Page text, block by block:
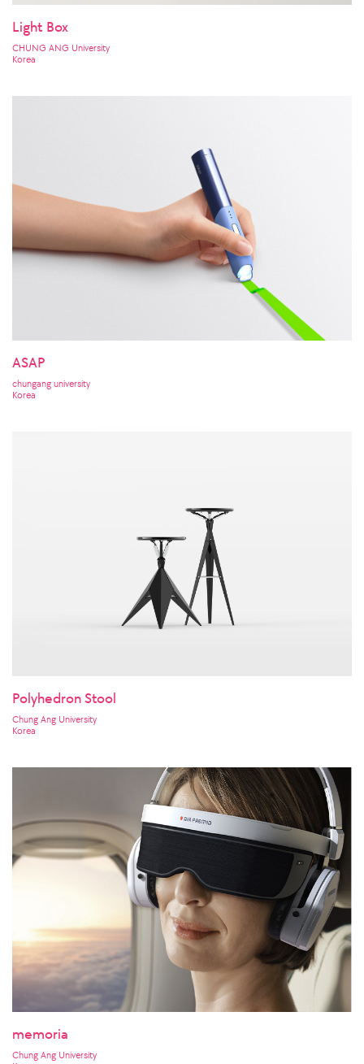
Light Box
CHUNG ANG University
Korea
ASAP
chungang university
Korea
Polyhedron Stool
Chung Ang University
Korea
memoria
Chung Ang University